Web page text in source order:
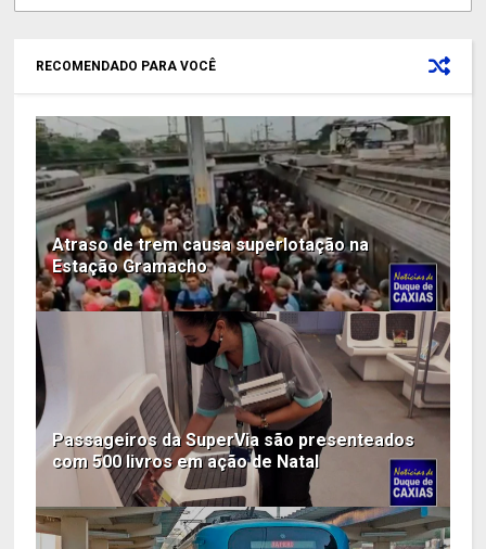
RECOMENDADO PARA VOCÊ
Atraso de trem causa superlotação na
Estação Gramacho
Passageiros da SuperVia são presenteados
com 500 livros em ação de Natal